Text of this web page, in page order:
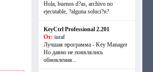
Hola, buenos d?as, archivo no
ejecutable, ?alguna soluci?n?
KeyCtrl Professional 2.201
От: iuraf
Лучшая программа - Key Manager
Но давно не появлялись
обновления...